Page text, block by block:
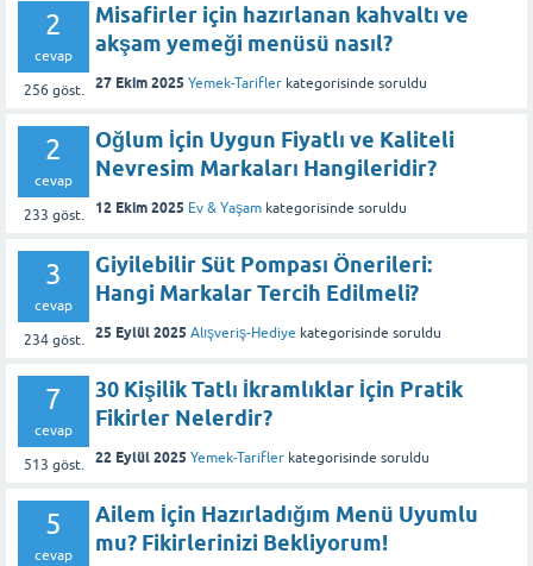
2
cevap
256 göst.
Misafirler için hazırlanan kahvaltı ve
akşam yemeği menüsü nasıl?
27 Ekim 2025 Yemek-Tarifler kategorisinde soruldu
2
cevap
233 göst.
Oğlum İçin Uygun Fiyatlı ve Kaliteli
Nevresim Markaları Hangileridir?
12 Ekim 2025 Ev & Yaşam kategorisinde soruldu
3
cevap
234göst.
Giyilebilir Süt Pompası Önerileri:
Hangi Markalar Tercih Edilmeli?
25 Eylül 2025 Alışveriş-Hediye kategorisinde soruldu
7
cevap
513 göst.
30 Kişilik Tatlı İkramlıklar İçin Pratik
Fikirler Nelerdir?
22 Eylül 2025 Yemek-Tarifler kategorisinde soruldu
5
cevap
Ailem İçin Hazırladığım Menü Uyumlu
mu? Fikirlerinizi Bekliyorum!